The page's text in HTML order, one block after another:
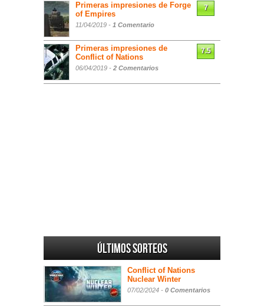
Primeras impresiones de Forge
of Empires
11/04/2019 - 1 Comentario
7
Primeras impresiones de
Conflict of Nations
06/04/2019 - 2 Comentarios
7.5
Últimos sorteos
Conflict of Nations
Nuclear Winter
07/02/2024 - 0 Comentarios